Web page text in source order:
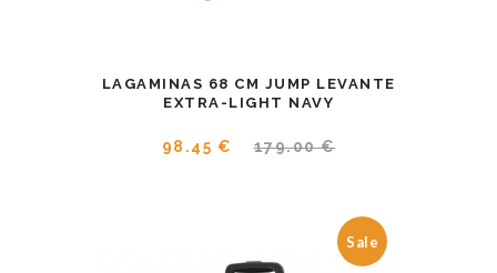
LAGAMINAS 68 CM JUMP LEVANTE
EXTRA-LIGHT NAVY
98.45 € 179.00 €
Sale